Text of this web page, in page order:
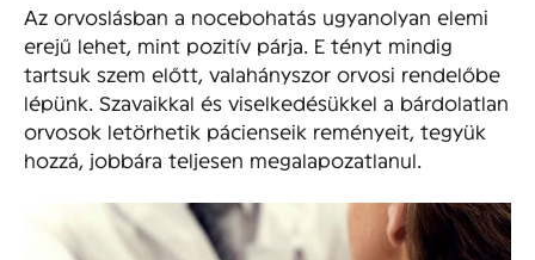
Az orvoslásban a nocebohatás ugyanolyan elemi
erejű lehet, mint pozitív párja. E tényt mindig
tartsuk szem előtt, valahányszor orvosi rendelőbe
lépünk. Szavaikkal és viselkedésükkel a bárdolatlan
orvosok letörhetik pácienseik reményeit, tegyük
hozzá, jobbára teljesen megalapozatlanul.